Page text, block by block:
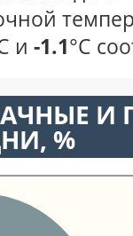
и -1.1°С
И
%